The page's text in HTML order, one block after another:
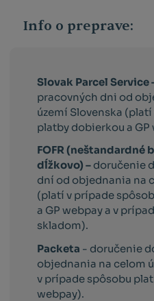
Info o preprave:
Slovak Parcel Service
pracovných dni od
území Slovenska
platby dobierkou a GP
FOFR (neštandardné
dĺžkovo) – doručenie
dní od objednania na
(platí v prípade
a GP webpay a v
skladom).
Packeta - doručenie
objednania na celom
v prípade spôsobu
webpay).